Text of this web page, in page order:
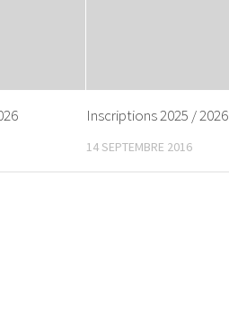
Inscriptions 2025 / 2026
14 SEPTEMBRE 2016